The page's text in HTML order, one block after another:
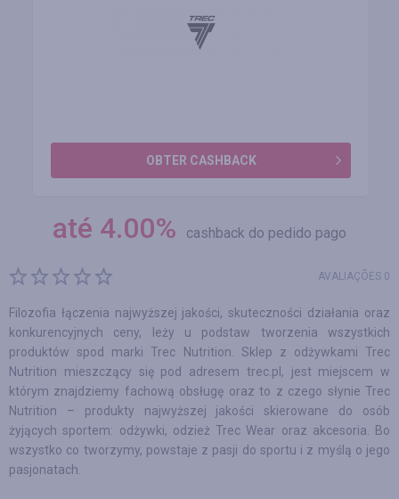
OBTER CASHBACK
até 4.00% cashback do pedido pago
AVALIAÇÕES 0
Filozofia łączenia najwyższej jakości, skuteczności działania oraz
konkurencyjnych ceny, leży u podstaw tworzenia wszystkich
produktów spod marki Trec Nutrition. Sklep z odżywkami Trec
Nutrition mieszczący się pod adresem trec.pl, jest miejscem w
którym znajdziemy fachową obsługę oraz to z czego słynie Trec
Nutrition – produkty najwyższej jakości skierowane do osób
żyjących sportem: odżywki, odzież Trec Wear oraz akcesoria. Bo
wszystko co tworzymy, powstaje z pasji do sportu i z myślą o jego
pasjonatach.